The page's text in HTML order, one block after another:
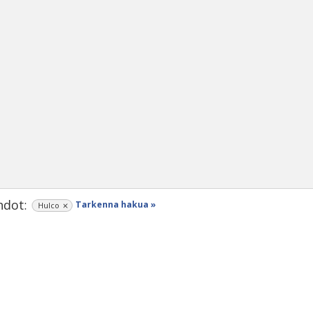
Hulco Tarkenna hakua »